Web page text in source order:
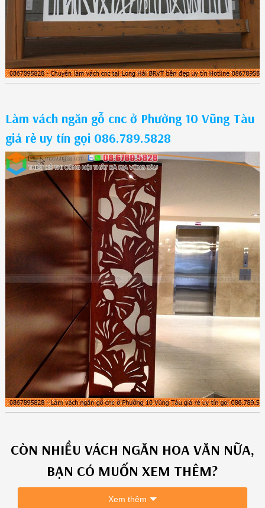
Làm vách ngăn gỗ cnc ở Phường 10 Vũng Tàu
giá rẻ uy tín gọi 086.789.5828
CÒN NHIỀU VÁCH NGĂN HOA VĂN NỮA,
BẠN CÓ MUỐN XEM THÊM?
Xem thêm